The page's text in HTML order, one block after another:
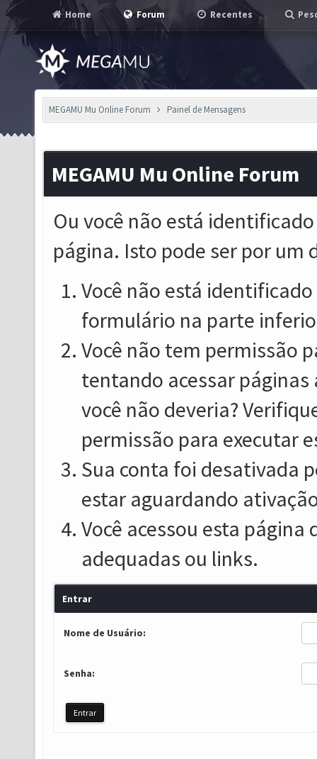
Home Forum Recentes
MEGAMU Mu Online Forum Painel de Mensagens
MEGAMU Mu Online Forum
Ou você não está
página. Isto pode ser por um
Você não está
formulário na parte
Você não tem permissão
tentando acessar
você não deveria?
permissão para executar
Sua conta foi desativada
estar aguardando
Você acessou esta
adequadas ou links.
Entrar
Nome de Usuário:
Senha: